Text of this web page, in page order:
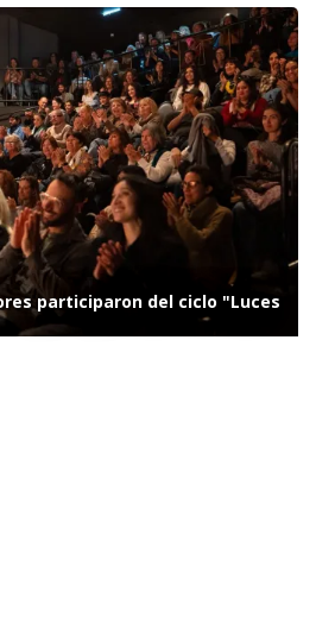
participaron del ciclo "Luces